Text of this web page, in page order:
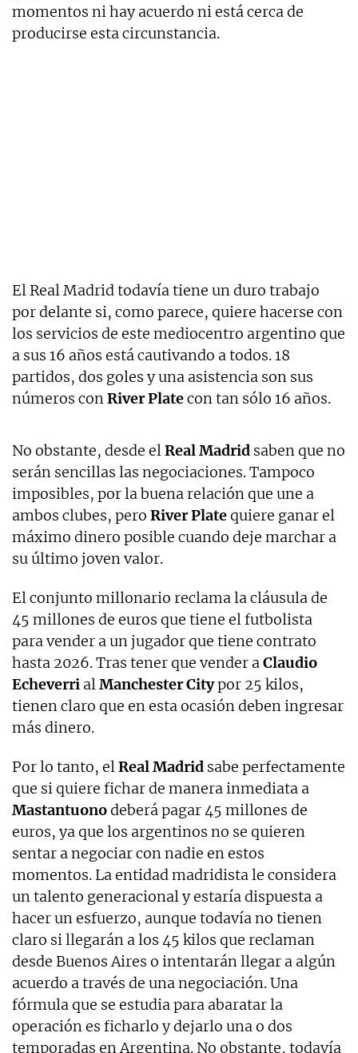
momentos ni hay acuerdo ni está cerca de
producirse esta circunstancia.
El Real Madrid todavía tiene un duro trabajo
por delante si, como parece, quiere hacerse con
los servicios de este mediocentro argentino que
a sus 16 años está cautivando a todos. 18
partidos, dos goles y una asistencia son sus
números conRiver Platecon tan sólo 16 años.
No obstante, desde elReal Madrid saben que no
serán sencillas las negociaciones. Tampoco
imposibles, por la buena relación que une a
ambos clubes, pero River Platequiere ganar el
máximo dinero posible cuando deje marchar a
su último joven valor.
El conjunto millonario reclama la cláusula de
45 millones de euros que tiene el futbolista
para vender a un jugador que tiene contrato
hasta 2026. Tras tener que vender aClaudio
Echeverri alManchester Citypor 25 kilos,
tienen claro que en esta ocasión deben ingresar
más dinero.
Por lo tanto, elReal Madrid sabe perfectamente
que si quiere fichar de manera inmediata a
Mastantuonodeberá pagar 45 millones de
euros, ya que los argentinos no se quieren
sentar a negociar con nadie en estos
momentos. La entidad madridista le considera
un talento generacional y estaría dispuesta a
hacer un esfuerzo, aunque todavía no tienen
claro si llegarán a los 45 kilos que reclaman
desde Buenos Aires o intentarán llegar a algún
acuerdo a través de una negociación. Una
fórmula que se estudia para abaratar la
operación es ficharlo y dejarlo una o dos
temporadas en Argentina. No obstante, todavía